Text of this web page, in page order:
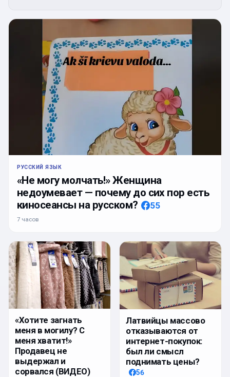
РУССКИЙ ЯЗЫК
«Не могу молчать!» Женщина
недоумевает — почему до сих пор есть
киносеансы на русском?
55
7 часов
«Хотите загнать
меня в могилу? С
меня хватит!»
Продавец не
выдержал и
сорвался (ВИДЕО)
Латвийцы массово
отказываются от
интернет-покупок:
был ли смысл
поднимать цены?
56